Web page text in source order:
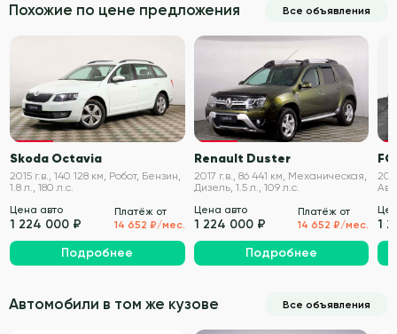
Похожие по цене предложения Все объявления
VIN проверен
Skoda Octavia
2015 г.в., 140 128 км, Робот, Бензин,
1.8 л., 180 л.с.
Цена авто
1 224 000 ₽
Платёж от
14 652 ₽/мес.
Подробнее
VIN проверен
Renault Duster
2017 г.в., 86 441 км, Механическая,
Дизель, 1.5 л., 109 л.с.
Цена авто
1 224 000 ₽
Платёж от
14 652 ₽/мес.
Подробнее
1
Автомобили в том же кузове Все объявления